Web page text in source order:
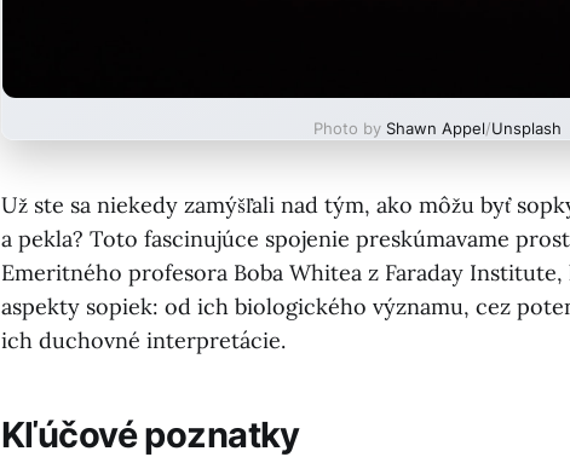
Photo by Shawn Appel/Unsplash
Už ste sa niekedy zamýšľali nad tým, ako môžu byť
a pekla? Toto fascinujúce spojenie preskúmavame
Emeritného profesora Boba Whitea z Faraday
aspekty sopiek: od ich biologického významu, cez
ich duchovné interpretácie.
Kľúčové poznatky